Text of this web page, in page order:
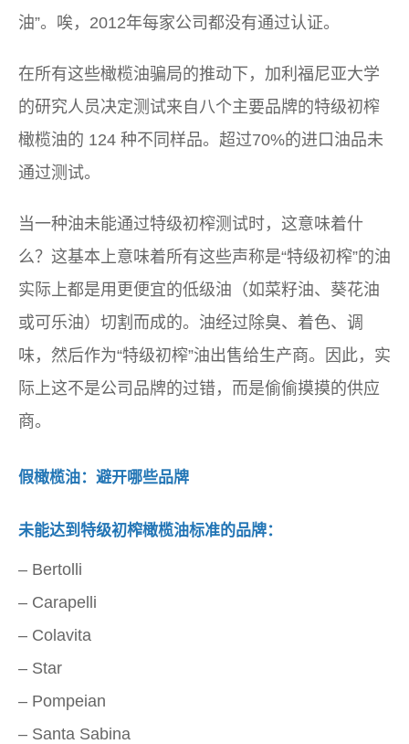
油”。唉，2012年每家公司都没有通过认证。
在所有这些橄榄油骗局的推动下，加利福尼亚大学
的研究人员决定测试来自八个主要品牌的特级初榨
橄榄油的 124 种不同样品。超过70%的进口油品未
通过测试。
当一种油未能通过特级初榨测试时，这意味着什
么？这基本上意味着所有这些声称是“特级初榨”的油
实际上都是用更便宜的低级油（如菜籽油、葵花油
或可乐油）切割而成的。油经过除臭、着色、调
味，然后作为“特级初榨”油出售给生产商。因此，实
际上这不是公司品牌的过错，而是偷偷摸摸的供应
商。
假橄榄油：避开哪些品牌
未能达到特级初榨橄榄油标准的品牌：
– Bertolli
– Carapelli
– Colavita
– Star
– Pompeian
– Santa Sabina